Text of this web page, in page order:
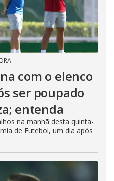
com o elenco
ser poupado
entenda
na manhã desta quinta-
de Futebol, um dia após